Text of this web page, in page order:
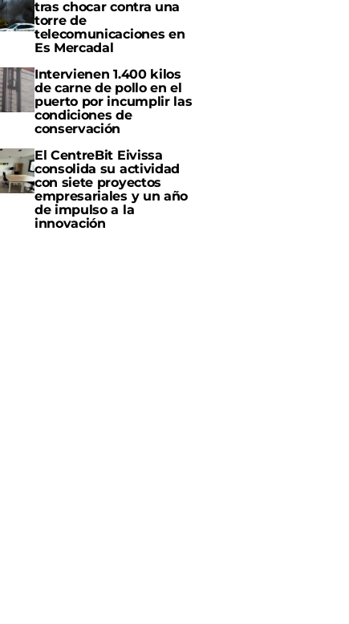
tras chocar contra una
torre de
telecomunicaciones en
Es Mercadal
Intervienen 1.400 kilos
de carne de pollo en el
puerto por incumplir las
condiciones de
conservación
El CentreBit Eivissa
consolida su actividad
con siete proyectos
empresariales y un año
de impulso a la
innovación